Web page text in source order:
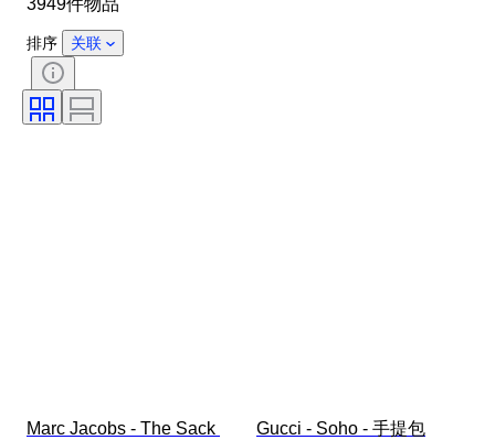
带配件
物品尺寸
排序 关联
Marc Jacobs - The Sack
Gucci - Soho - 手提包